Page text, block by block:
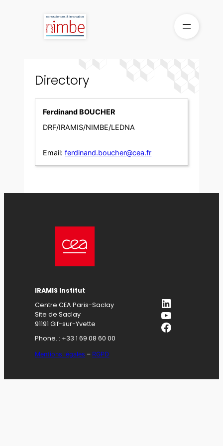
Directory
Ferdinand BOUCHER
DRF/IRAMIS/NIMBE/LEDNA
Email: ferdinand.boucher@cea.fr
IRAMIS Institut
Centre CEA Paris-Saclay
Site de Saclay
91191 Gif-sur-Yvette
Phone. : +33 1 69 08 60 00
Mentions légales – RGPD
LinkedIn
YouTube
Facebook